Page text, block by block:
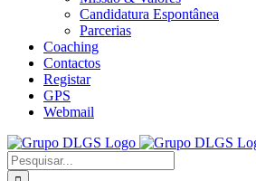
Candidatura Espontânea
Parcerias
Coaching
Contactos
Registar
GPS
Webmail
Pesquisar